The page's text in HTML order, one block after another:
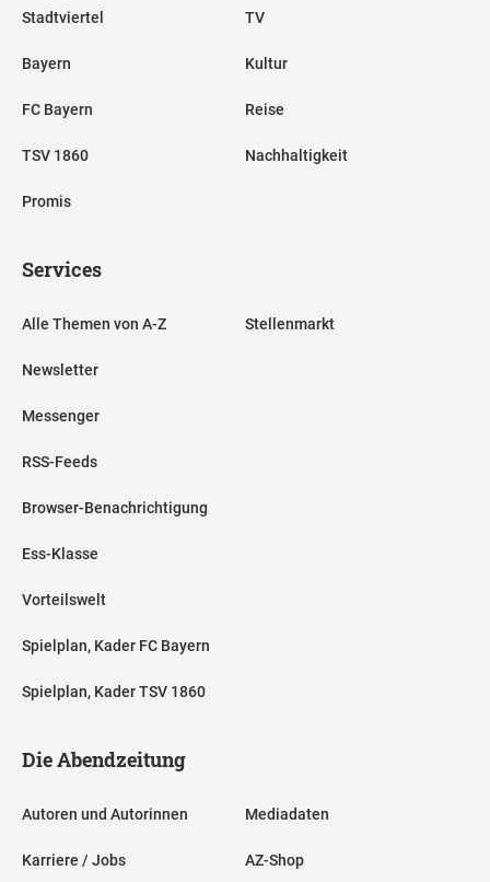
Stadtviertel
Bayern
FC Bayern
TSV 1860
Promis
TV
Kultur
Reise
Nachhaltigkeit
Services
Alle Themen von A-Z
Newsletter
Messenger
RSS-Feeds
Browser-Benachrichtigung
Ess-Klasse
Vorteilswelt
Spielplan, Kader FC Bayern
Spielplan, Kader TSV 1860
Stellenmarkt
Die Abendzeitung
Autoren und Autorinnen
Karriere / Jobs
Mediadaten
AZ-Shop